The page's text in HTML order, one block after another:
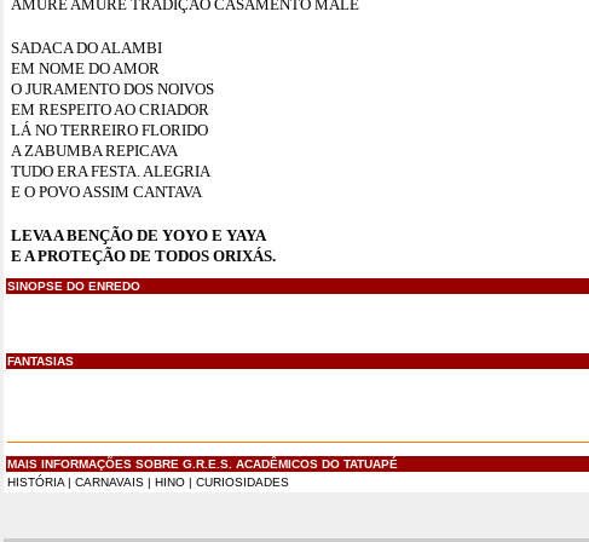
AMURÊ AMURÊ TRADIÇÃO CASAMENTO MALÊ
SADACA DO ALAMBI
EM NOME DO AMOR
O JURAMENTO DOS NOIVOS
EM RESPEITO AO CRIADOR
LÁ NO TERREIRO FLORIDO
A ZABUMBA REPICAVA
TUDO ERA FESTA. ALEGRIA
E O POVO ASSIM CANTAVA
LEVA A BENÇÃO DE YOYO E YAYA
E A PROTEÇÃO DE TODOS ORIXÁS.
SINOPSE DO ENREDO
FANTASIAS
MAIS INFORMAÇÕES SOBRE G.R.E.S. ACADÊMICOS DO TATUAPÉ
HISTÓRIA | CARNAVAIS | HINO | CURIOSIDADES